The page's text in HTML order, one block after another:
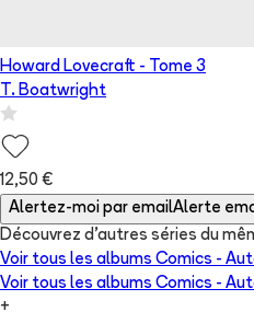
Howard Lovecraft - Tome 3
T. Boatwright
12,50 €
Alertez-moi par emailAlerte
Découvrez d'autres séries du
Voir tous les albums Comics -
Voir tous les albums Comics -
+